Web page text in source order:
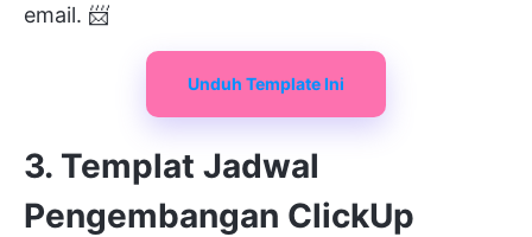
email. 📨
Unduh Template Ini
3. Templat Jadwal
Pengembangan ClickUp